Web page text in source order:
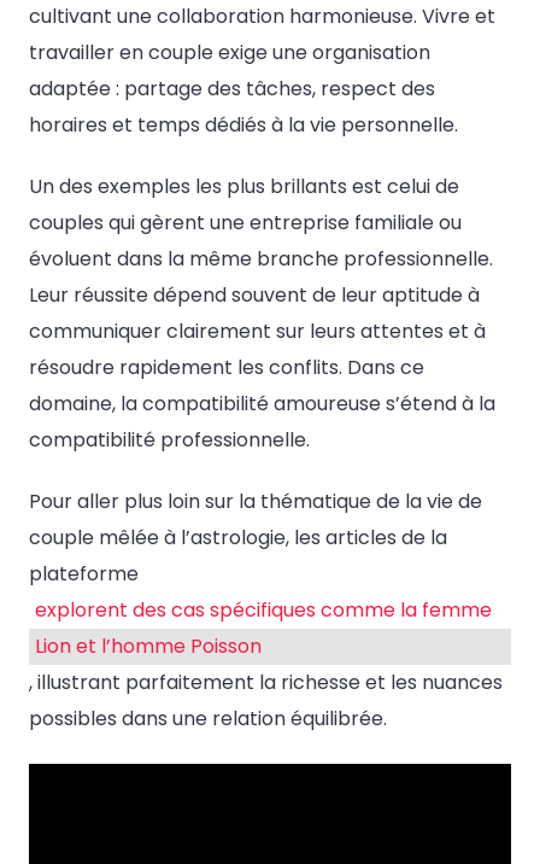
cultivant une collaboration harmonieuse. Vivre et
travailler en couple exige une organisation
adaptée : partage des tâches, respect des
horaires et temps dédiés à la vie personnelle.
Un des exemples les plus brillants est celui de
couples qui gèrent une entreprise familiale ou
évoluent dans la même branche professionnelle.
Leur réussite dépend souvent de leur aptitude à
communiquer clairement sur leurs attentes et à
résoudre rapidement les conflits. Dans ce
domaine, la compatibilité amoureuse s’étend à la
compatibilité professionnelle.
Pour aller plus loin sur la thématique de la vie de
couple mêlée à l’astrologie, les articles de la
plateforme
explorent des cas spécifiques comme la femme
Lion et l’homme Poisson
, illustrant parfaitement la richesse et les nuances
possibles dans une relation équilibrée.